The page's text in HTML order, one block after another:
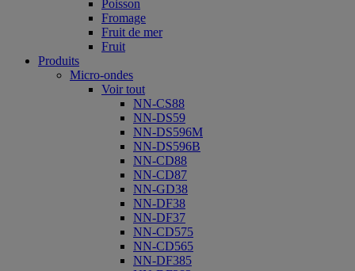
Poisson
Fromage
Fruit de mer
Fruit
Produits
Micro-ondes
Voir tout
NN-CS88
NN-DS59
NN-DS596M
NN-DS596B
NN-CD88
NN-CD87
NN-GD38
NN-DF38
NN-DF37
NN-CD575
NN-CD565
NN-DF385